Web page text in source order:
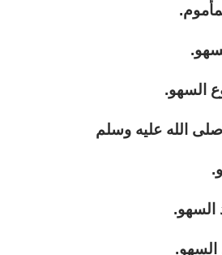
السهو.
الله عليه وسلم
السهو.